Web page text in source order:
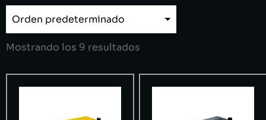
Mostrando los 9 resultados